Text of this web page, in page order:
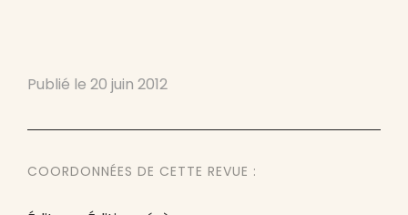
Publié le 20 juin 2012
COORDONNÉES DE CETTE REVUE :